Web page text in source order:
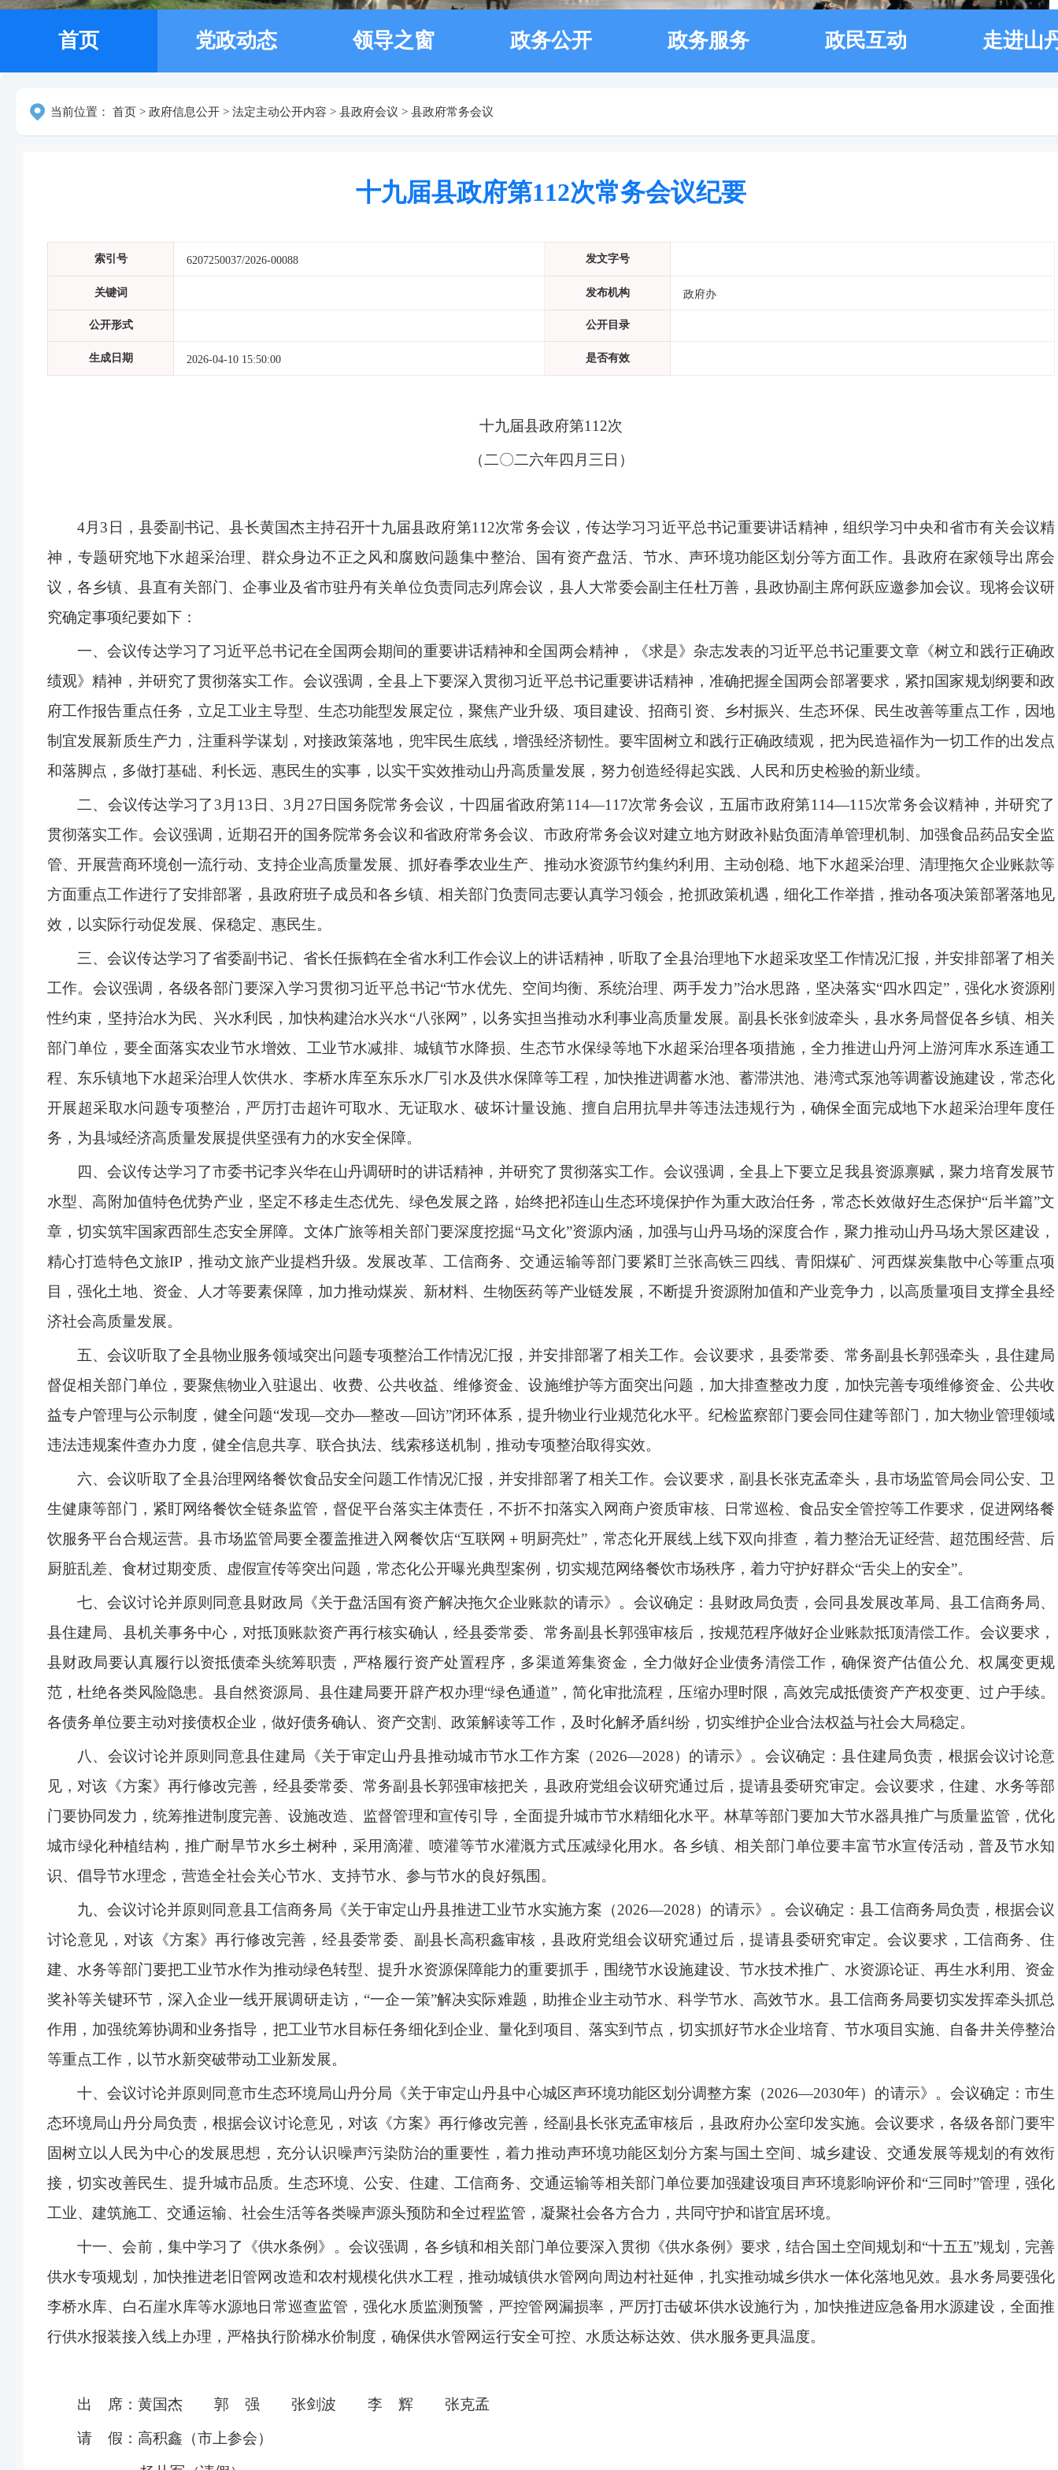
首页 党政动态 领导之窗 政务公开 政务服务 政民互动 走进山
当前位置： 首页 > 政府信息公开 > 法定主动公开内容 > 县政府会议 > 县政府常务会议
十九届县政府第112次常务会议纪要
索引号 6207250037/2026-00088 发文字号
关键词 发布机构 政府办
公开形式 公开目录
生成日期 2026-04-10 15:50:00 是否有效
十九届县政府第112次
（二〇二六年四 月 三 日）
4月 3 日，县委副书记、县长黄国杰主持召开十九届县政府第112次常务会议，传达学习习近平总书记重要讲话精神，组织学习中央和省市有关会议精
神， 专题研究地下水超采治理、群众身边不正之风和腐败问题集中整治、国有资产盘活、节水、声环境功能区划分等方面工作。县政府在家领导出席会
议，各乡镇、县直有关部门、企事业及省市驻丹有关单位负责同志列席会议，县人大常委会副主任杜万善，县政协副主席何跃应邀参加会议。现将会议研
究确定事项纪要如下：
一、会议传达学习了习近平总书记在全国两会期间的重要讲话精神和全国两会精神，《求是》杂志发表的习近平总书记重要文章《树立和践行正确政
绩观》精神，并研究了贯彻落实工作。 会议强调，全县上下要深入贯彻习近平总书记重要讲话精神 ，准确把握全国两会部署要求，紧扣国家规划纲要和政
府工作报告重点任务，立足工业主导型、生态功能型发展定位，聚焦产业升级、项目建设、招商引资、乡村振兴、生态环保、民生改善等重点工作，因地
制宜发展新质生产力，注重科学谋划，对接政策落地，兜牢民生底线，增强经济韧性。要牢固树立和践行正确政绩观，把为民造福作为一切工作的出发点
和落脚点，多做打基础、利长远、惠民生的实事，以实干实效推动山丹高质量发展，努力创造经得起实践、人民和历史检验的新业绩。
二、会议传达学习了 3 月 13 日、 3 月 27 日国务院常务会议，十四届省政府第114—117次常务会议，五届市政府第114—115次常务会议精神， 并研究了
贯彻落实工作。 会议强调，近期召开的国务院常务会议和省政府常务会议、市政府常务会议对建立地方财政补贴负面清单管理机制、加强食品药品安全监
管、开展营商环境创一流行动、支持企业高质量发展、抓好春季农业生产、推动水资源节约集约利用、主动创稳、地下水超采治理、清理拖欠企业账款等
方面重点工作进行了安排部署， 县政府班子成员和各乡镇、相关部门负责同志要认真学习领会，抢抓政策机遇，细化工作举措，推动各项决策部署落地见
效，以实际行动促发展、保稳定、惠民生。
三、会议传达学习了省委副书记、省长任振鹤在全省水利工作会议上的讲话精神，听取了全县治理地下水超采攻坚工作情况汇报，并安排部署了相关
工作。 会议强调， 各级各部门要深入学习贯彻习近平总书记“节水优先、空间均衡、系统治理、两手发力”治水思路，坚决落实“四水四定”，强化水资源刚
性约束，坚持治水为民、兴水利民，加快构建治水兴水“八张网” ，以务实担当推动水利事业高质量发展。副县长张剑波牵头，县水务局督促各乡镇、相关
部门单位，要全面落实农业节水增效、工业节水减排、城镇节水降损、生态节水保绿等地下水超采治理各项措施，全力推进山丹河上游河库水系连通工
程、东乐镇地下水超采治理人饮供水、李桥水库至东乐水厂引水及供水保障等工程，加快推进调蓄水池、蓄滞洪池、港湾式泵池等调蓄设施建设，常态化
开展超采取水问题专项整治，严厉打击超许可取水、无证取水、破坏计量设施、擅自启用抗旱井等违法违规行为，确保全面完成地下水超采治理年度任
务，为县域经济高质量发展提供坚强有力的水安全保障。
四、会议传达学习了市委书记李兴华在山丹调研时的讲话精神，并研究了贯彻落实工作。会议强调， 全县上下要立足我县资源禀赋，聚力培育发展节
水型、高附加值特色优势产业，坚定不移走生态优先、绿色发展之路，始终把祁连山生态环境保护作为重大政治任务，常态长效做好生态保护“后半篇”文
章，切实筑牢国家西部生态安全屏障。文体广旅等相关部门要深度挖掘“马文化”资源内涵，加强与山丹马场的深度合作，聚力推动山丹马场大景区建设，
精心打造特色文旅IP ，推动文旅产业提档升级。发展改革、工信商务、交通运输等部门要紧盯兰张高铁三四线、青阳煤矿、河西煤炭集散中心等重点项
目，强化土地、资金、人才等要素保障，加力推动煤炭、新材料、生物医药等产业链发展，不断提升资源附加值和产业竞争力，以高质量项目支撑全县经
济社会高质量发展。
五、会议听取了全县物业服务领域突出问题专项整治工作情况汇报，并安排部署了相关工作。会议要求，县委常委、常务副县长郭强牵头，县住建局
督促相关部门单位，要聚焦物业入驻退出、收费、公共收益、维修资金、设施维护等方面突出问题，加大排查整改力度，加快完善专项维修资金、公共收
益专户管理与公示制度， 健全问题“发现—交办—整改—回访”闭环体系，提升物业行业规范化水平。纪检监察部门要会同住建等部门，加大物业管理领域
违法违规案件查办力度，健全信息共享、联合执法、线索移送机制，推动专项整治取得实效。
六、会议听取了全县治理网络餐饮食品安全问题工作情况汇报，并安排部署了相关工作。会议要求， 副县长张克孟牵头，县市场监管局会同公安、卫
生健康等部门，紧盯网络餐饮全链条监管，督促平台落实主体责任，不折不扣落实入网商户资质审核、日常巡检、食品安全管控等工作要求，促进网络餐
饮服务平台合规运营。县市场监管局要全覆盖推进入网餐饮店“互联网 ＋ 明厨亮灶” ，常态化开展线上线下双向排查，着力整治无证经营、超范围经营、后
厨脏乱差、食材过期变质、虚假宣传等突出问题，常态化公开曝光典型案例，切实规范网络餐饮市场秩序，着力守护好群众“舌尖上的安全”。
七、会议讨论并原则同意县财政局《关于盘活国有资产解决拖欠企业账款的请示》。会议确定： 县财政局负责，会同县发展改革局、县工信商务局、
县住建局、县机关事务中心，对抵顶账款资产再行核实确认，经县委常委、常务副县长郭强审核后，按规范程序做好企业账款抵顶清偿工作。 会议要求，
县财政局要认真履行以资抵债牵头统筹职责，严格履行资产处置程序，多渠道筹集资金，全力做好企业债务清偿工作，确保资产估值公允、权属变更规
范，杜绝各类风险隐患。县自然资源局、县住建局要开辟产权办理“绿色通道” ，简化审批流程，压缩办理时限，高效完成抵债资产产权变更、过户手续。
各债务单位要主动对接债权企业，做好债务确认、资产交割、政策解读等工作，及时化解矛盾纠纷，切实维护企业合法权益与社会大局稳定。
八、会议讨论并原则同意县住建局《关于审定山丹县推动城市节水工作方案 （ 2026—2028） 的请示》。会议确定 ：县住建局负责，根据会议讨论意
见，对该《方案》再行修改完善，经县委常委、常务副县长郭强审核把关，县政府党组会议研究通过后，提请县委研究审定。 会议要求 ，住建、水务等部
门要协同发力，统筹推进制度完善、设施改造、监督管理和宣传引导，全面提升城市节水精细化水平。 林草等部门要加大节水器具推广与质量监管，优化
城市绿化种植结构，推广耐旱节水乡土树种，采用滴灌、喷灌等节水灌溉方式压减绿化用水。各乡镇、相关部门单位要丰富节水宣传活动，普及节水知
识、倡导节水理念，营造全社会关心节水、支持节水、参与节水的良好氛围。
九、会议讨论并原则同意县工信商务局《关于审定山丹县推进工业节水实施方案（2026—2028）的请示》 。会议确定：县工信商务局负责，根据会议
讨论意见，对该《方案》再行修改完善，经县委常委、副县长高积鑫审核，县政府党组会议研究通过后，提请县委研究审定 。会议要求 ， 工信商务、住
建、水务等部门要把工业节水作为推动绿色转型、提升水资源保障能力的重要抓手，围绕节水设施建设、 节水技术推广、 水资源论证、再生水利用、资金
奖补等关键环节，深入企业一线开展调研走访， “一企一策”解决实际难题 ，助推企业主动节水、科学节水、高效节水。县工信商务局要切实发挥牵头抓总
作用，加强统筹协调和业务指导，把工业节水目标任务细化到企业、量化到项目、落实到节点，切实抓好节水企业培育、节水项目实施、自备井关停整治
等重点工作，以节水新突破带动工业新发展。
十、会议讨论并原则同意市生态环境局山丹分局《关于审定山丹县中心城区声环境功能区划分调整方案（2026—2030年）的请示》。 会议确定： 市生
态环境局山丹分局负责，根据会议讨论意见，对该《方案》再行修改完善，经副县长张克孟审核后，县政府办公室印发实施。 会议要求，各级各部门要牢
固树立以人民为中心的发展思想，充分认识噪声污染防治的重要性，着力推动声环境功能区划分方案与国土空间、城乡建设、交通发展等规划的有效衔
接，切实改善民生、提升城市品质。生态环境、公安、住建、工信商务、交通运输等相关部门单位要加强建设项目声环境影响评价和“三同时”管理，强化
工业、建筑施工、交通运输、社会生活等各类噪声源头预防和全过程监管 ，凝聚社会各方合力， 共同守护和谐宜居环境。
十一、会前，集中学习了《供水条例》。 会议强调 ， 各乡镇和相关部门单位要深入贯彻《供水条例》要求，结合国土空间规划和“十五五”规划，完善
供水专项规划，加快推进老旧管网改造和农村规模化供水工程，推动城镇供水管网向周边村社延伸，扎实推动城乡供水一体化落地见效。县水务局要强化
李桥水库、白石崖水库等水源地日常巡查监管，强化水质监测预警，严控管网漏损率，严厉打击破坏供水设施行为，加快推进应急备用水源建设，全面推
行供水报装接入线上办理，严格执行阶梯水价制度，确保供水管网运行安全可控、水质达标达效、供水服务更具温度。
出 席： 黄国杰 郭 强 张剑波 李 辉 张克孟
请 假： 高积鑫（市上参会）